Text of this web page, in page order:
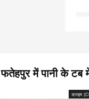
फतेहपुर में पानी के टब में
क्राइम